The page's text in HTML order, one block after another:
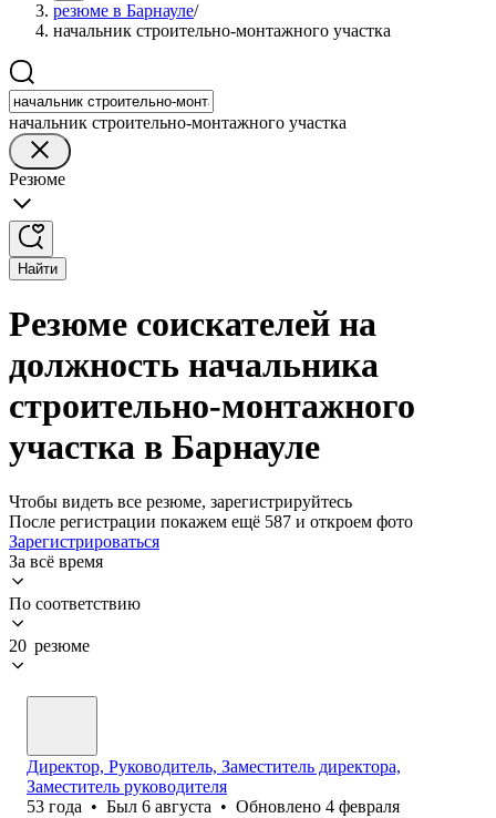
резюме в Барнауле/
начальник строительно-монтажного участка
начальник строительно-монтажного участка
Резюме
Найти
Резюме соискателей на
должность начальника
строительно-монтажного
участка в Барнауле
Чтобы видеть все резюме, зарегистрируйтесь
После регистрации покажем ещё 587 и откроем фото
Зарегистрироваться
За всё время
По соответствию
20 резюме
Директор, Руководитель, Заместитель директора,
Заместитель руководителя
53 года • Был 6 августа • Обновлено 4 февраля